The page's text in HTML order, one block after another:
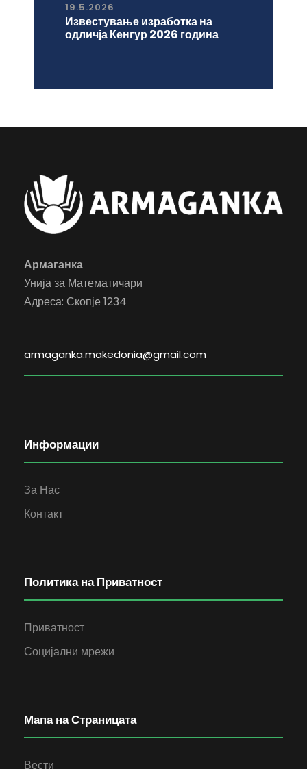
19.5.2026
Известување изработка на
одличја Кенгур 2026 година
Армаганка
Унија за Математичари
Адреса: Скопје 1234
armaganka.makedonia@gmail.com
Информации
За Нас
Контакт
Политика на Приватност
Приватност
Социјални мрежи
Мапа на Страницата
Вести